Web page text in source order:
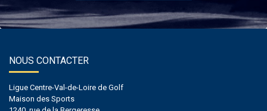
NOUS CONTACTER
Ligue Centre-Val-de-Loire de Golf
Maison des Sports